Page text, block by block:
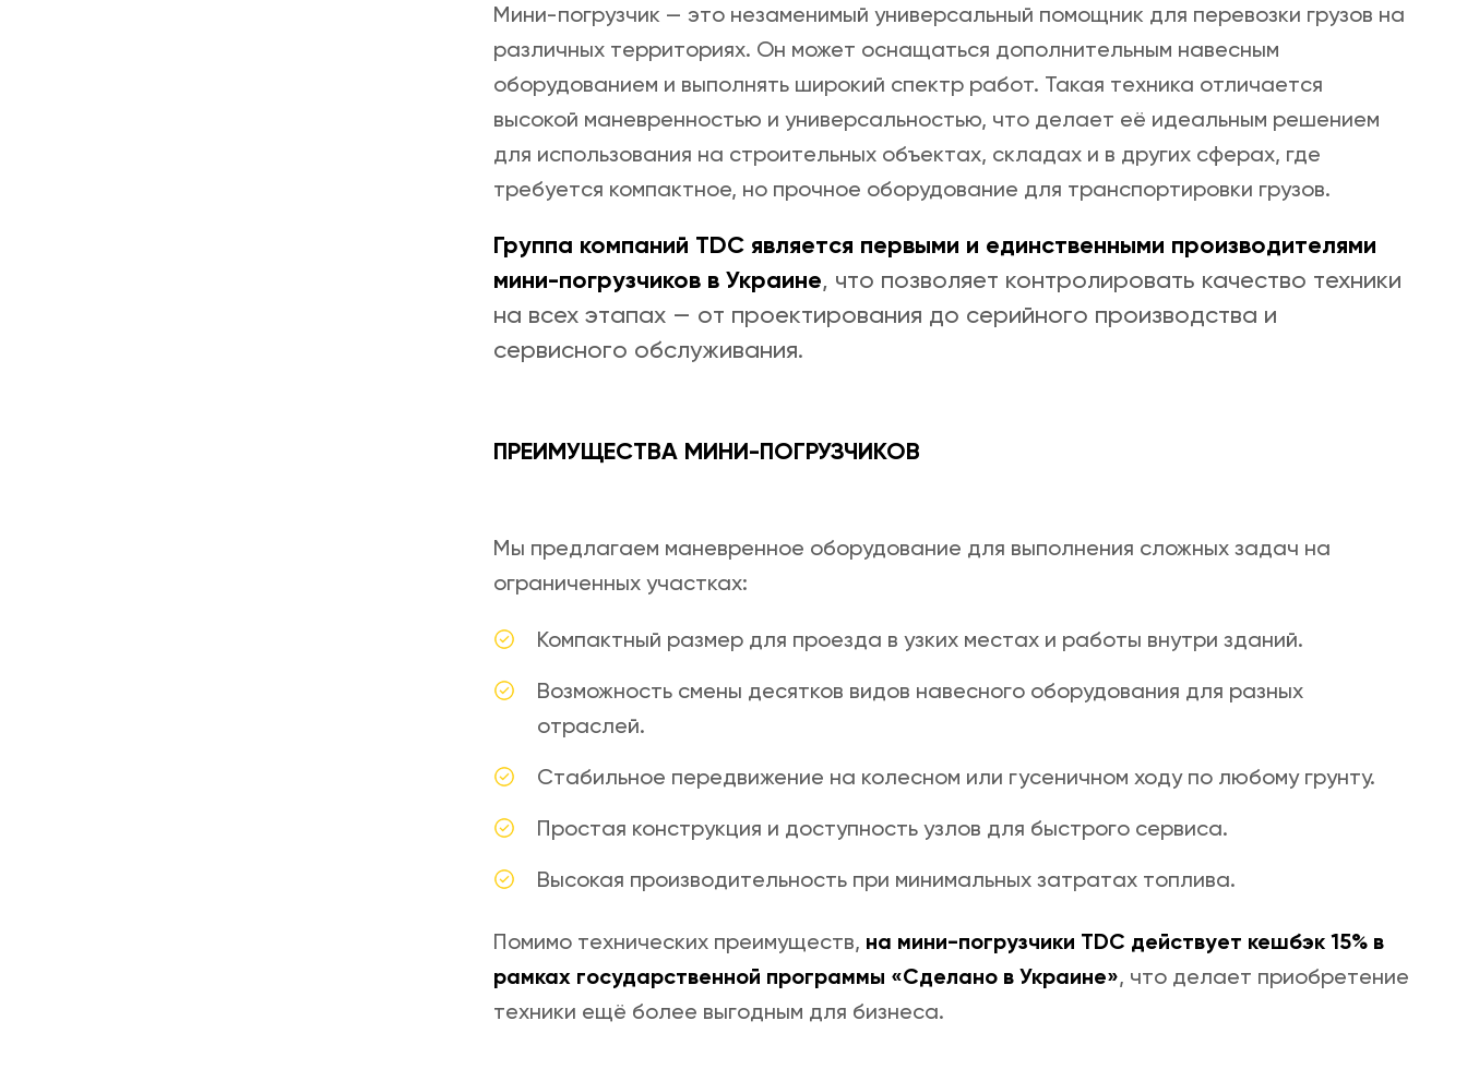
Мини-погрузчик — это незаменимый универсальный помощник для перевозки грузов на
различных территориях. Он может оснащаться дополнительным навесным
оборудованием и выполнять широкий спектр работ. Такая техника отличается
высокой маневренностью и универсальностью, что делает её идеальным решением
для использования на строительных объектах, складах и в других сферах, где
требуется компактное, но прочное оборудование для транспортировки грузов.
Группа компаний TDC является первыми и единственными производителями
мини-погрузчиков в Украине, что позволяет контролировать качество техники
на всех этапах — от проектирования до серийного производства и
сервисного обслуживания.
ПРЕИМУЩЕСТВА МИНИ-ПОГРУЗЧИКОВ
Мы предлагаем маневренное оборудование для выполнения сложных задач на
ограниченных участках:
Компактный размер для проезда в узких местах и работы внутри зданий.
Возможность смены десятков видов навесного оборудования для разных
отраслей.
Стабильное передвижение на колесном или гусеничном ходу по любому грунту.
Простая конструкция и доступность узлов для быстрого сервиса.
Высокая производительность при минимальных затратах топлива.
Помимо технических преимуществ, на мини-погрузчики TDC действует кешбэк 15% в
рамках государственной программы «Сделано в Украине», что делает приобретение
техники ещё более выгодным для бизнеса.